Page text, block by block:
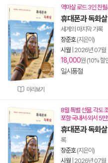
미리보기
역마살 로드 3인 친
휴대폰과 독화
세계의 마지막 기록
장준호(지은이)
시월 2026년 07월
18,000원 (10% 할
일시품절
8월 특별 선물. 각도
포함 국내서·외서 5
휴대폰과 독화살
록
장준호(지은이)
시월 2026년 07월